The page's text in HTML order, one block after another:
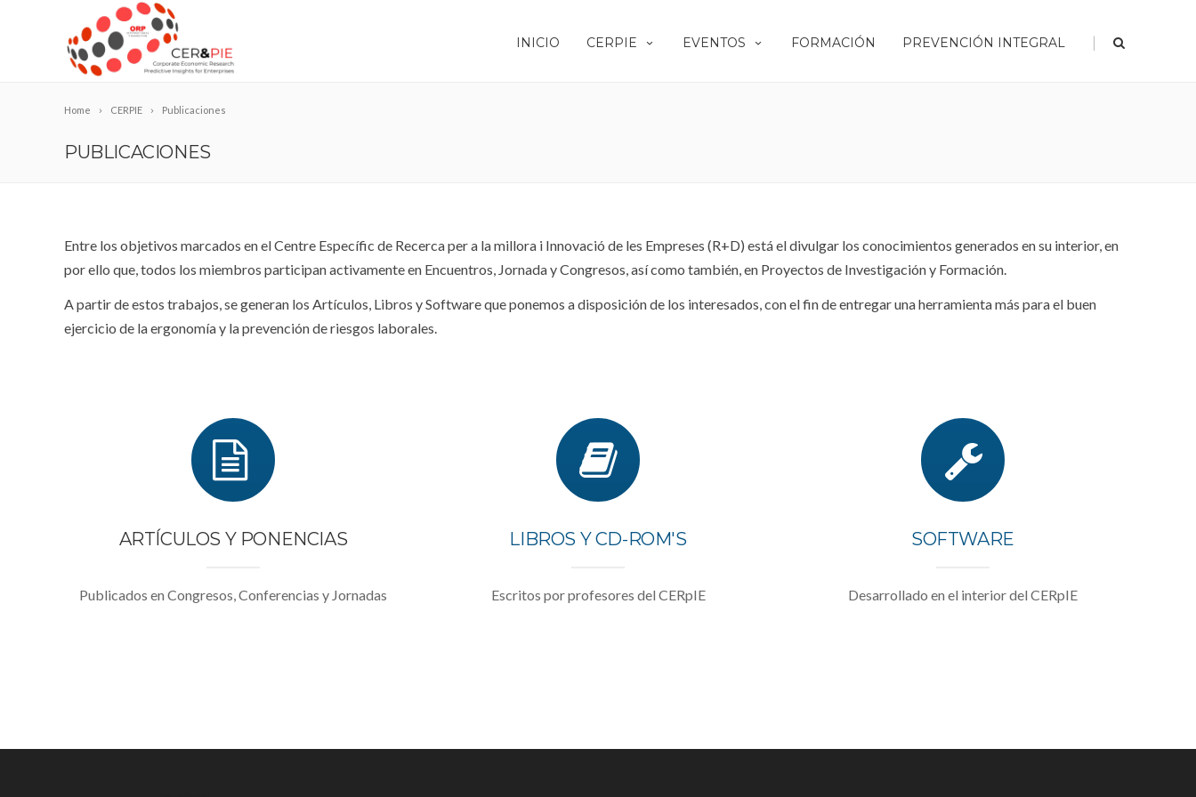
INICIO CERPIE EVENTOS FORMACIÓN PREVENCIÓN INTEGRAL |
Home CERPIE Publicaciones
PUBLICACIONES
Entre los objetivos marcados en el Centre Específic de Recerca per a la millora i Innovació de les Empreses (R+D) está el divulgar los conocimientos generados en su interior, en
por ello que, todos los miembros participan activamente en Encuentros, Jornada y Congresos, así como también, en Proyectos de Investigación y Formación.
A partir de estos trabajos, se generan los Artículos, Libros y Software que ponemos a disposición de los interesados, con el fin de entregar una herramienta más para el buen
ejercicio de la ergonomía y la prevención de riesgos laborales.
ARTÍCULOS Y PONENCIAS
Publicados en Congresos, Conferencias y Jornadas
LIBROS Y CD-ROM'S
Escritos por profesores del CERpIE
SOFTWARE
Desarrollado en el interior del CERpIE